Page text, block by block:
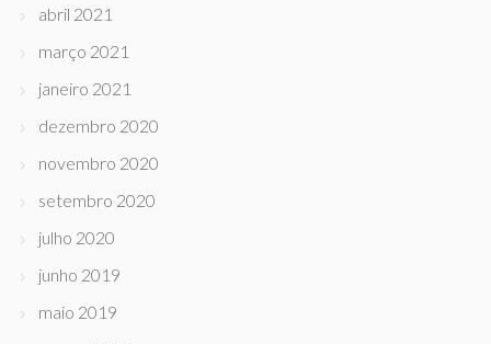
abril 2021
março 2021
janeiro 2021
dezembro 2020
novembro 2020
setembro 2020
julho 2020
junho 2019
maio 2019